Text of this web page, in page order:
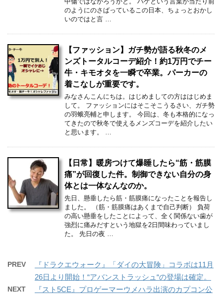
のようにのさばっているこの日本、ちょっとおかし
いのではと言 …
【ファッション】ガチ勢が語る秋冬のメ
ンズトータルコーデ紹介！約1万円でチー
牛・キモオタを一瞬で卒業。パーカーの
着こなしが重要です。
みなさんこんにちは。はじめましての方ははじめま
して。 ファッションにはそこそこうるさい、ガチ勢
の羽蛾亮輔と申します。 今回は、冬も本格的になっ
てきたので秋冬で使えるメンズコーデを紹介したい
と思います。 …
【日常】暖房つけて爆睡したら“筋・筋膜
痛”が回復した件。制御できない自分の身
体とは一体なんなのか。
先日、懸垂したら筋・筋膜痛になったことを報告し
ました。 （筋・筋膜痛はあくまで自己判断） 負荷
の高い懸垂をしたことによって、全く関係ない歯が
強烈に痛みだすという地獄を2日間味わっていまし
た。 先日の夜 …
PREV
『ドラクエウォーク』「ダイの大冒険」コラボは11月
26日より開始！“アバンストラッシュ“の登場は確定。
NEXT
『スト5CE』プロゲーマーウメハラ出演のカプコン公